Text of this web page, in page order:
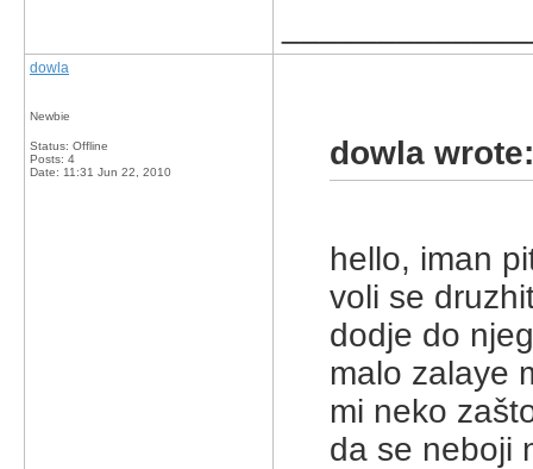
dowla
Newbie
Status: Offline
Posts: 4
Date: 11:31 Jun 22, 2010
dowla wrote:
hello, iman
voli se
dodje do
malo zalaye
mi neko
da se neboji